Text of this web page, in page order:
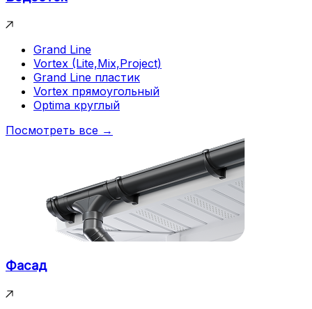
Grand Line
Vortex (Lite,Mix,Project)
Grand Line пластик
Vortex прямоугольный
Optima круглый
Посмотреть все →
Фасад